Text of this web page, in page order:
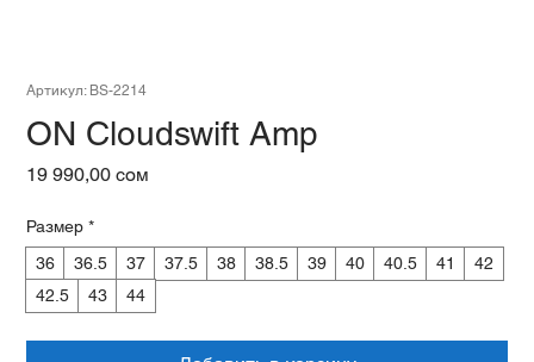
Артикул: BS-2214
ON Cloudswift Amp
19 990,00 сом
Размер *
36
36.5 37 37.5 38 38.5 39 40 40.5 41
42
42.5
43 44